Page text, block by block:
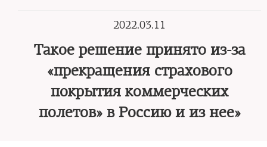
2022.03.11
Такое решение принято из-за
«прекращения страхового
покрытия коммерческих
полетов» в Россию и из нее»